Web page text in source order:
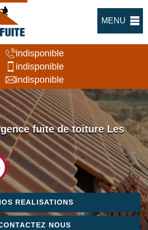
MENU
indisponible
indisponible
indisponible
fuite de toiture Les
REALISATIONS
NOUS